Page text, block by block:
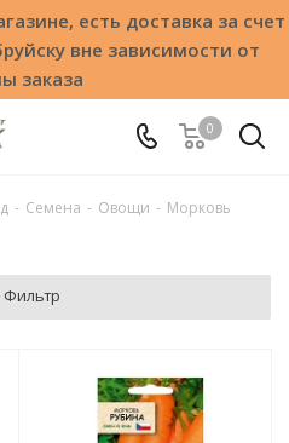
есть доставка за счет
вне зависимости от
заказа
0
- Семена - Овощи - Морковь
Фильтр